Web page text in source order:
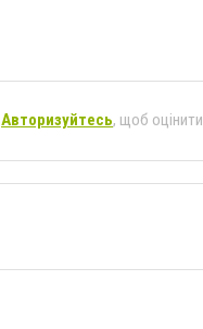
Авторизуйтесь, щоб оцінити